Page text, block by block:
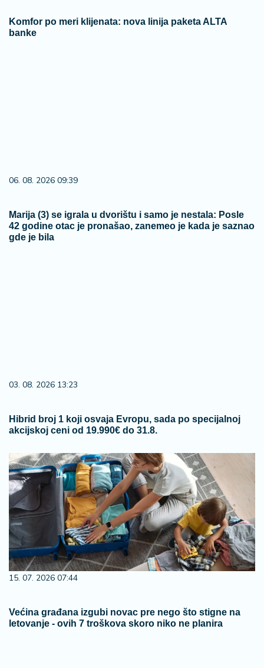
Komfor po meri klijenata: nova linija paketa ALTA
banke
06. 08. 2026 09:39
Marija (3) se igrala u dvorištu i samo je nestala: Posle
42 godine otac je pronašao, zanemeo je kada je saznao
gde je bila
03. 08. 2026 13:23
Hibrid broj 1 koji osvaja Evropu, sada po specijalnoj
akcijskoj ceni od 19.990€ do 31.8.
15. 07. 2026 07:44
Većina građana izgubi novac pre nego što stigne na
letovanje - ovih 7 troškova skoro niko ne planira